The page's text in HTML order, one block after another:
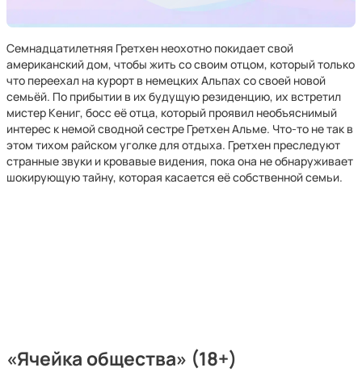
Семнадцатилетняя Гретхен неохотно покидает свой
американский дом, чтобы жить со своим отцом, который только
что переехал на курорт в немецких Альпах со своей новой
семьёй. По прибытии в их будущую резиденцию, их встретил
мистер Кениг, босс её отца, который проявил необъяснимый
интерес к немой сводной сестре Гретхен Альме. Что-то не так в
этом тихом райском уголке для отдыха. Гретхен преследуют
странные звуки и кровавые видения, пока она не обнаруживает
шокирующую тайну, которая касается её собственной семьи.
«Ячейка общества» (18+)